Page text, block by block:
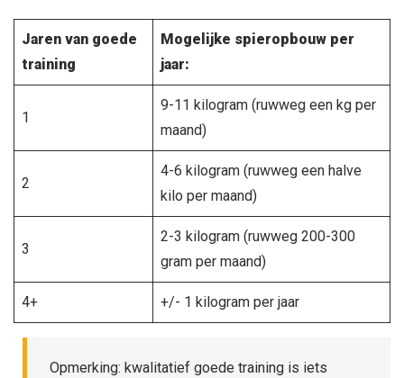
Jaren van goede
training
Mogelijke spieropbouw per
jaar:
1
9-11 kilogram (ruwweg een kg per
maand)
2
4-6 kilogram (ruwweg een halve
kilo per maand)
3
2-3 kilogram (ruwweg 200-300
gram per maand)
4+ +/- 1 kilogram per jaar
Opmerking: kwalitatief goede training is iets